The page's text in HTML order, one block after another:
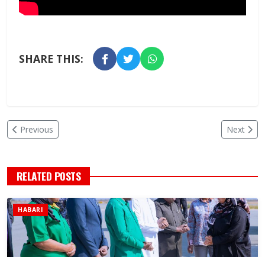
SHARE THIS:
Previous Next
RELATED POSTS
HABARI